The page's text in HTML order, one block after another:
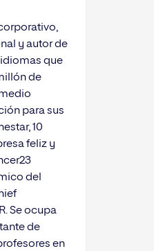
y autor de
que
de
para sus
10
feliz y
del
Se ocupa
de
en